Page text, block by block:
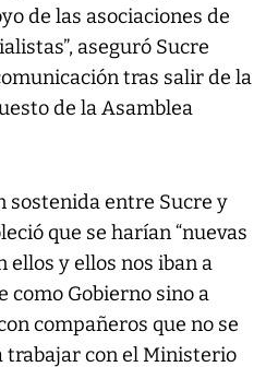
de las asociaciones de
aseguró Sucre
tras salir de la
de la Asamblea
sostenida entre Sucre y
que se harían “nuevas
ellos y ellos nos iban a
como Gobierno sino a
compañeros que no se
trabajar con el Ministerio